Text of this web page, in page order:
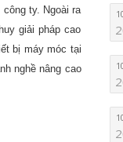
ty. Ngoài ra
giải pháp cao
bị máy móc tại
nghề nâng cao